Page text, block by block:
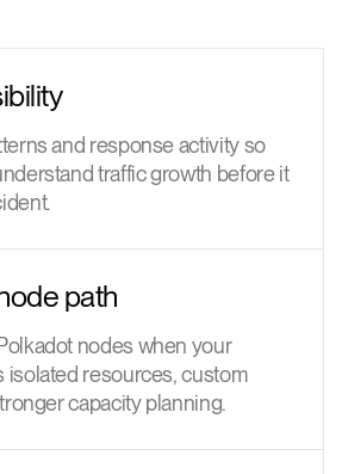
and response activity so
traffic growth before it
path
nodes when your
isolated resources, custom
capacity planning.